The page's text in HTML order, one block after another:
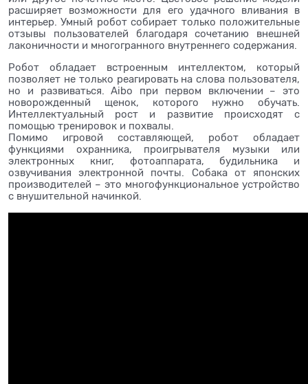
расширяет возможности для его удачного вливания в
интерьер. Умный робот собирает только положительные
отзывы пользователей благодаря сочетанию внешней
лаконичности и многогранного внутреннего содержания.
Робот обладает встроенным интеллектом, который
позволяет не только реагировать на слова пользователя,
но и развиваться. Aibo при первом включении – это
новорожденный щенок, которого нужно обучать.
Интеллектуальный рост и развитие происходят с
помощью тренировок и похвалы.
Помимо игровой составляющей, робот обладает
функциями охранника, проигрывателя музыки или
электронных книг, фотоаппарата, будильника и
озвучивания электронной почты. Собака от японских
производителей – это многофункциональное устройство
с внушительной начинкой.